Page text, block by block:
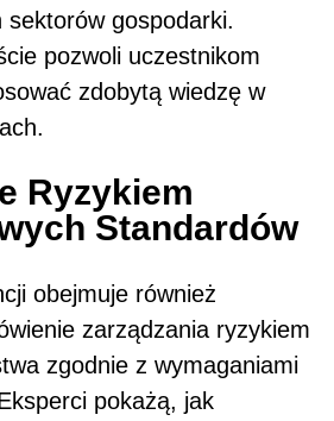
gospodarki.
pozwoli uczestnikom
zdobytą wiedzę w
Ryzykiem
Standardów
obejmuje również
zarządzania ryzykiem
zgodnie z wymaganiami
pokażą, jak